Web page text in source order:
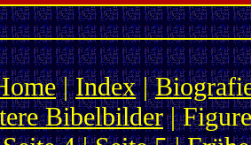
|Index|
Bibelbilder|